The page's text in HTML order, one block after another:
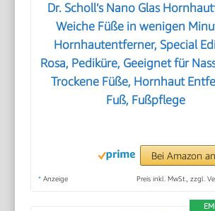
Dr. Scholl’s Nano Glas
Weiche Füße in wenigen
Hornhautentferner, Special
Rosa, Pediküre, Geeignet für
Trockene Füße, Hornhaut
Fuß, Fußpflege
Bei Amazon
* Anzeige Preis inkl. MwSt., zzgl.